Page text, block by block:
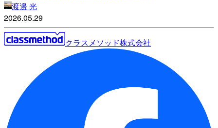
渡邉 光
2026.05.29
クラスメソッド株式会社